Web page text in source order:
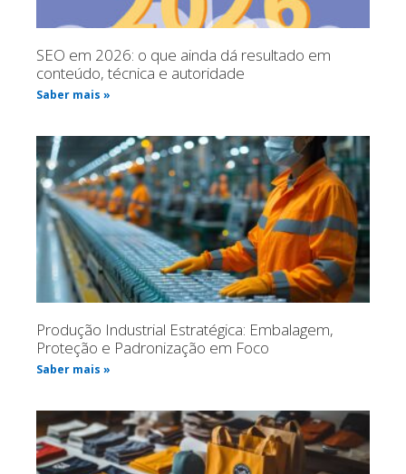
SEO em 2026: o que ainda dá resultado em
conteúdo, técnica e autoridade
Saber mais »
Produção Industrial Estratégica: Embalagem,
Proteção e Padronização em Foco
Saber mais »